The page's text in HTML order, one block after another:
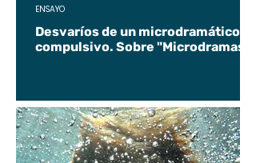
Desvaríos de un microdramático
compulsivo. Sobre "Microdramas".
ENSAYO